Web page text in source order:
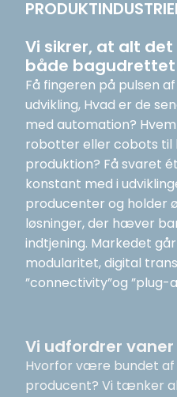
Vi sikrer, at alt
både
Få fingeren på pulsen
udvikling, Hvad er de
med automation?
robotter eller cobots til
produktion? Få svaret
konstant med i
producenter og holder
løsninger, der hæver
indtjening. Markedet
modularitet, digital
”connectivity”og ”plug-
Vi udfordrer
Hvorfor være bundet
producent? Vi tænker